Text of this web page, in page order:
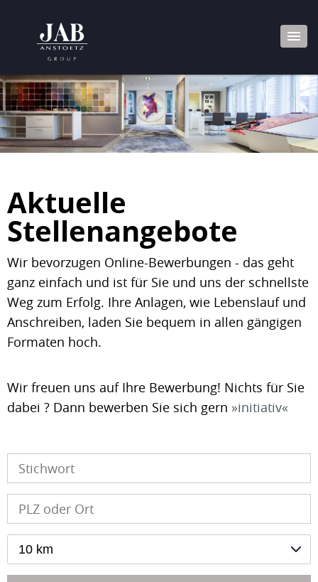
Aktuelle
Stellenangebote
Wir bevorzugen Online-Bewerbungen - das geht
ganz einfach und ist für Sie und uns der schnellste
Weg zum Erfolg. Ihre Anlagen, wie Lebenslauf und
Anschreiben, laden Sie bequem in allen gängigen
Formaten hoch.
Wir freuen uns auf Ihre Bewerbung! Nichts für Sie
dabei ? Dann bewerben Sie sich gern
initiativ
10 km